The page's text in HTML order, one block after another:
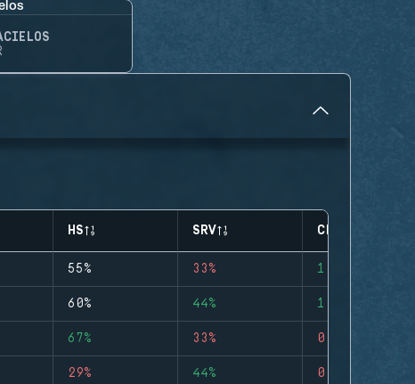
HS SRV CLUTCHES
55% 33% 1
60% 44% 1
67% 33% 0
29% 44% 0